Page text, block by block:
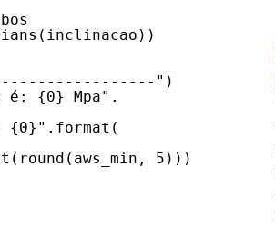
")
é: {0} Mpa".
{0}".format(
5)))